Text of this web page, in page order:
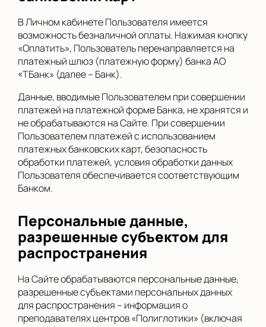
В Личном кабинете Пользователя имеется
возможность безналичной оплаты. Нажимая кнопку
«Оплатить», Пользователь перенаправляется на
платежный шлюз (платежную форму) банка АО
«ТБанк» (далее – Банк).
Данные, вводимые Пользователем при совершении
платежей на платежной форме Банка, не хранятся и
не обрабатываются на Сайте. При совершении
Пользователем платежей с использованием
платежных банковских карт, безопасность
обработки платежей, условия обработки данных
Пользователя обеспечивается соответствующим
Банком.
Персональные данные,
разрешенные субъектом для
распространения
На Сайте обрабатываются персональные данные,
разрешенные субъектами персональных данных
для распространения – информация о
преподавателях центров «Полиглотики» (включая